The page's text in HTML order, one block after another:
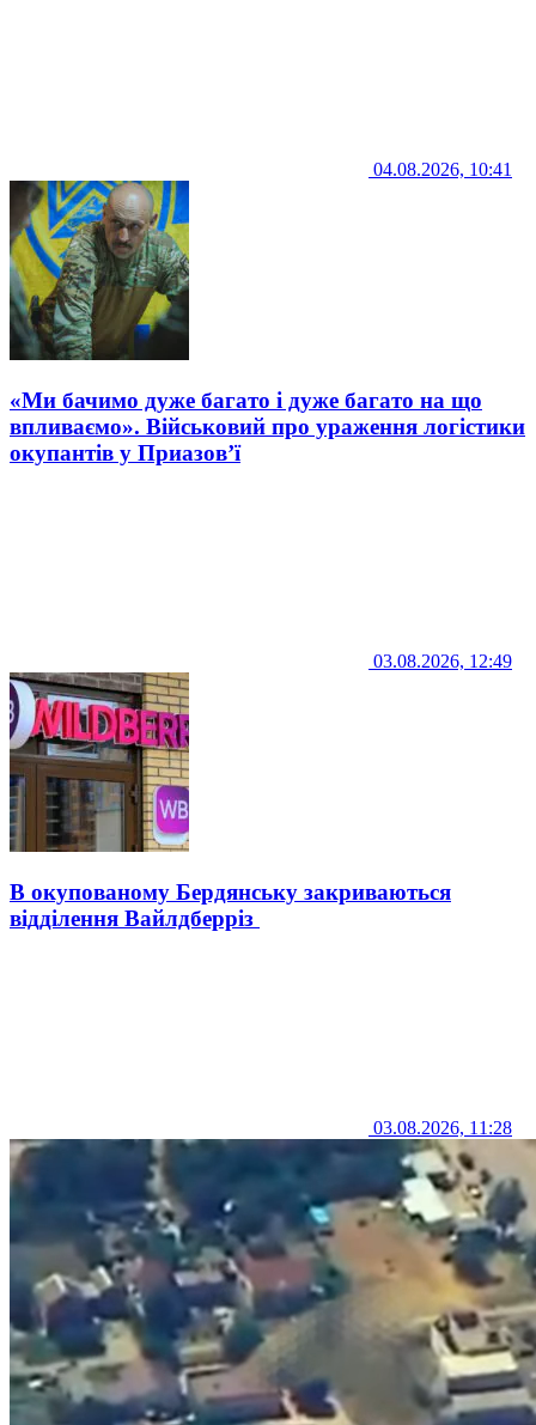
04.08.2026, 10:41
«Ми бачимо дуже багато і дуже багато на що
впливаємо». Військовий про ураження логістики
окупантів у Приазов’ї
03.08.2026, 12:49
В окупованому Бердянську закриваються
відділення Вайлдберріз
03.08.2026, 11:28